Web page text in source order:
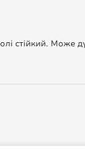
стійкий.